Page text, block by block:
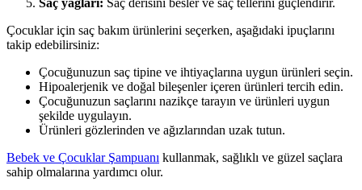
Saç yağları: Saç derisini besler ve saç tellerini güçlendirir.
Çocuklar için saç bakım ürünlerini seçerken, aşağıdaki ipuçlarını
takip edebilirsiniz:
Çocuğunuzun saç tipine ve ihtiyaçlarına uygun ürünleri seçin.
Hipoalerjenik ve doğal bileşenler içeren ürünleri tercih edin.
Çocuğunuzun saçlarını nazikçe tarayın ve ürünleri uygun
şekilde uygulayın.
Ürünleri gözlerinden ve ağızlarından uzak tutun.
Bebek ve Çocuklar Şampuanı kullanmak, sağlıklı ve güzel saçlara
sahip olmalarına yardımcı olur.